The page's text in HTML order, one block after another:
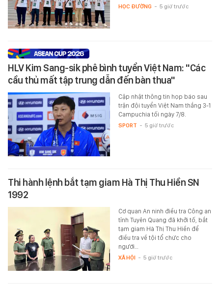
HỌC ĐƯỜNG - 5 giờ trước
HLV Kim Sang-sik phê bình tuyển Việt Nam: "Các
cầu thủ mất tập trung dẫn đến bàn thua"
Cập nhật thông tin họp báo sau
trận đội tuyển Việt Nam thắng 3-1
Campuchia tối ngày 7/8.
SPORT - 5 giờ trước
Thi hành lệnh bắt tạm giam Hà Thị Thu Hiền SN
1992
Cơ quan An ninh điều tra Công an
tỉnh Tuyên Quang đã khởi tố, bắt
tạm giam Hà Thị Thu Hiền để
điều tra về tội tổ chức cho
người…
XÃ HỘI - 5 giờ trước